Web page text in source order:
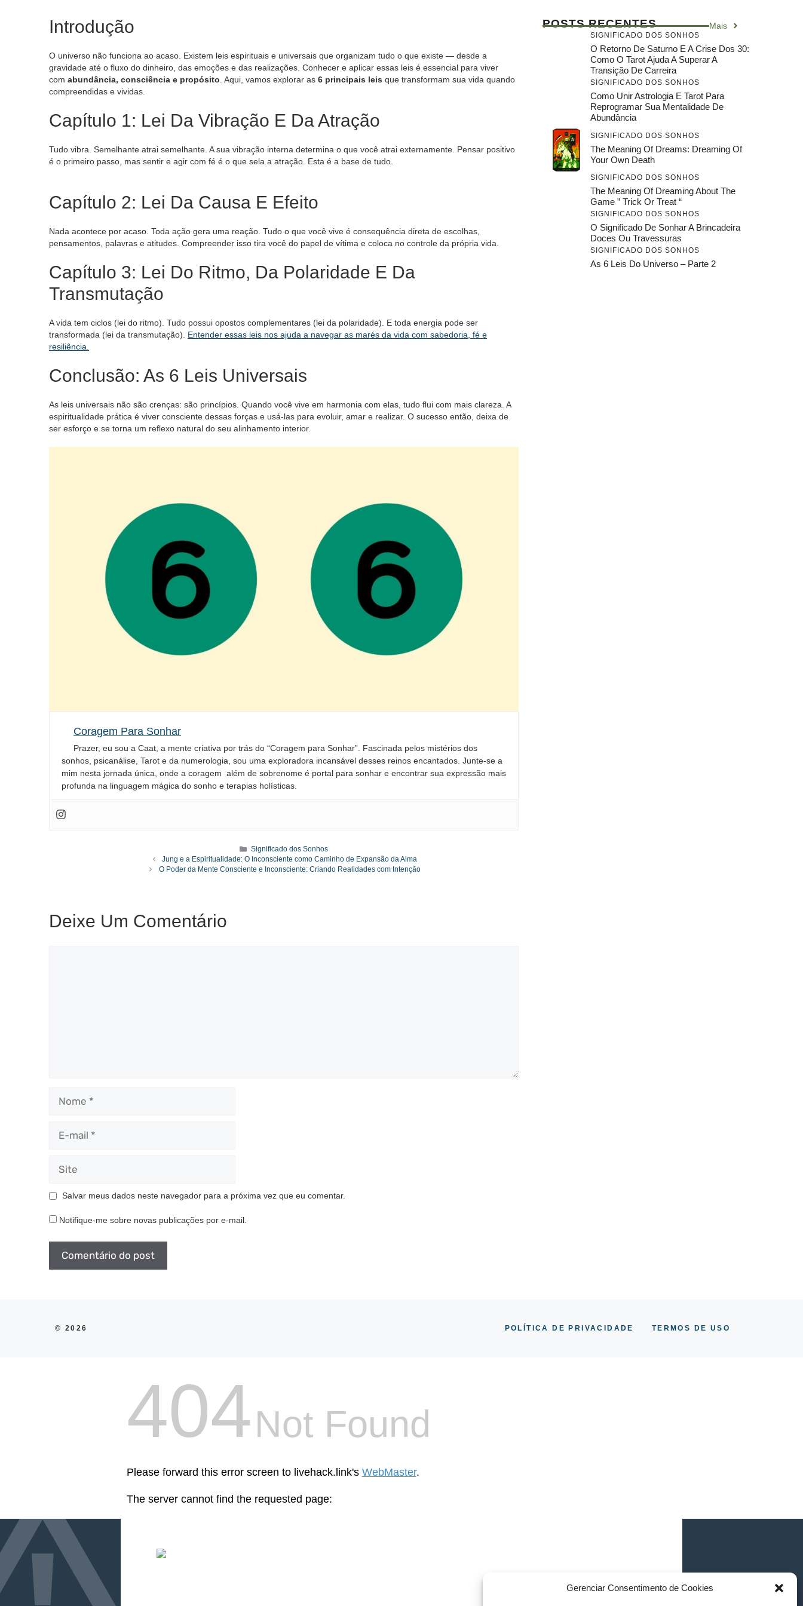
Gerenciar Consentimento de Cookies
Introdução
O universo não funciona ao acaso. Existem leis espirituais e universais que organizam tudo o que existe — desde a
gravidade até o fluxo do dinheiro, das emoções e das realizações. Conhecer e aplicar essas leis é essencial para viver
com abundância, consciência e propósito. Aqui, vamos explorar as 6 principais leis que transformam sua vida quando
compreendidas e vividas.
Capítulo 1: Lei Da Vibração E Da Atração
Tudo vibra. Semelhante atrai semelhante. A sua vibração interna determina o que você atrai externamente. Pensar positivo
é o primeiro passo, mas sentir e agir com fé é o que sela a atração. Esta é a base de tudo.
Capítulo 2: Lei Da Causa E Efeito
Nada acontece por acaso. Toda ação gera uma reação. Tudo o que você vive é consequência direta de escolhas,
pensamentos, palavras e atitudes. Compreender isso tira você do papel de vítima e coloca no controle da própria vida.
Capítulo 3: Lei Do Ritmo, Da Polaridade E Da
Transmutação
A vida tem ciclos (lei do ritmo). Tudo possui opostos complementares (lei da polaridade). E toda energia pode ser
transformada (lei da transmutação). Entender essas leis nos ajuda a navegar as marés da vida com sabedoria, fé e
resiliência.
Conclusão: As 6 Leis Universais
As leis universais não são crenças: são princípios. Quando você vive em harmonia com elas, tudo flui com mais clareza. A
espiritualidade prática é viver consciente dessas forças e usá-las para evoluir, amar e realizar. O sucesso então, deixa de
ser esforço e se torna um reflexo natural do seu alinhamento interior.
Coragem Para Sonhar
Prazer, eu sou a Caat, a mente criativa por trás do “Coragem para Sonhar”. Fascinada pelos mistérios dos
sonhos, psicanálise, Tarot e da numerologia, sou uma exploradora incansável desses reinos encantados. Junte-se a
mim nesta jornada única, onde a coragem além de sobrenome é portal para sonhar e encontrar sua expressão mais
profunda na linguagem mágica do sonho e terapias holísticas.
Categorias
Significado dos Sonhos
Jung e a Espiritualidade: O Inconsciente como Caminho de Expansão da Alma
O Poder da Mente Consciente e Inconsciente: Criando Realidades com Intenção
Deixe Um Comentário
mail
Salvar meus dados neste navegador para a próxima vez que eu comentar.
Notifique-me sobre novas publicações por e-mail.
POSTS RECENTES Mais
SIGNIFICADO DOS SONHOS
O Retorno De Saturno E A Crise Dos 30:
Como O Tarot Ajuda A Superar A
Transição De Carreira
SIGNIFICADO DOS SONHOS
Como Unir Astrologia E Tarot Para
Reprogramar Sua Mentalidade De
Abundância
SIGNIFICADO DOS SONHOS
The Meaning Of Dreams: Dreaming Of
Your Own Death
SIGNIFICADO DOS SONHOS
The Meaning Of Dreaming About The
Game ” Trick Or Treat “
SIGNIFICADO DOS SONHOS
O Significado De Sonhar A Brincadeira
Doces Ou Travessuras
SIGNIFICADO DOS SONHOS
As 6 Leis Do Universo – Parte 2
© 2026 POLÍTICA DE PRIVACIDADE TERMOS DE USO
404Not Found
Please forward this error screen to livehack.link's WebMaster.
The server cannot find the requested page: